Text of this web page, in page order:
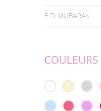
EID MUBARAK
COULEURS